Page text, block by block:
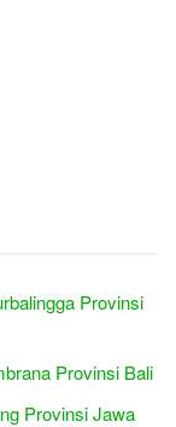
Provinsi
Provinsi Bali
Provinsi Jawa